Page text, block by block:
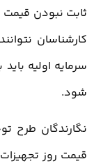
ثابت نبودن
کارشناسان
سرمایه اولیه
شود.
نگارندگان طرح
قیمت روز تجهیزات